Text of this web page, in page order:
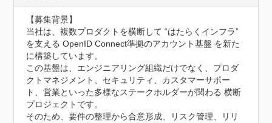
【募集背景】
当社は、複数プロダクトを横断して “はたらくインフラ”
を支える OpenID Connect準拠のアカウント基盤 を新た
に構築しています。
この基盤は、エンジニアリング組織だけでなく、プロダ
クトマネジメント、セキュリティ、カスタマーサポー
ト、営業といった多様なステークホルダーが関わる 横断
プロジェクトです。
そのため、要件の整理から合意形成、リスク管理、リリ